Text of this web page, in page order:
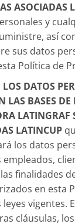
ASOCIADAS
y
así
sus datos
Política de
DATOS
LAS BASES DE
LATINGRAF
LATINCUP
los datos
finalidades
en esta
vigentes.
cláusulas,